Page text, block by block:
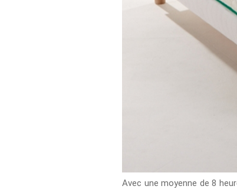
Avec une moyenne de 8